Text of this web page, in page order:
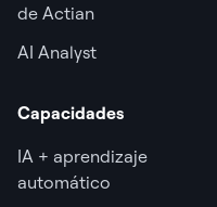
de Actian
AI Analyst
Capacidades
IA + aprendizaje
automático